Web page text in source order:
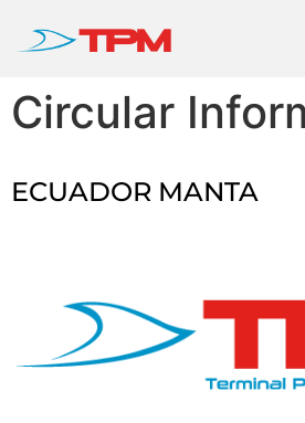
Circular
ECUADOR MANTA